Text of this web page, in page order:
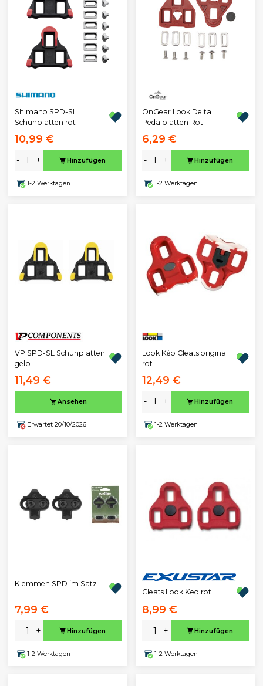
Shimano SPD-SL
Schuhplatten rot
10,99 €
- + Hinzufügen
1-2 Werktagen
OnGear Look Delta
Pedalplatten Rot
6,29 €
- + Hinzufügen
1-2 Werktagen
VP SPD-SL Schuhplatten
gelb
11,49 €
Ansehen
Erwartet 20/10/2026
Look Kéo Cleats original
rot
12,49 €
- + Hinzufügen
1-2 Werktagen
Klemmen SPD im Satz
7,99 €
- + Hinzufügen
1-2 Werktagen
Cleats Look Keo rot
8,99 €
- + Hinzufügen
1-2 Werktagen